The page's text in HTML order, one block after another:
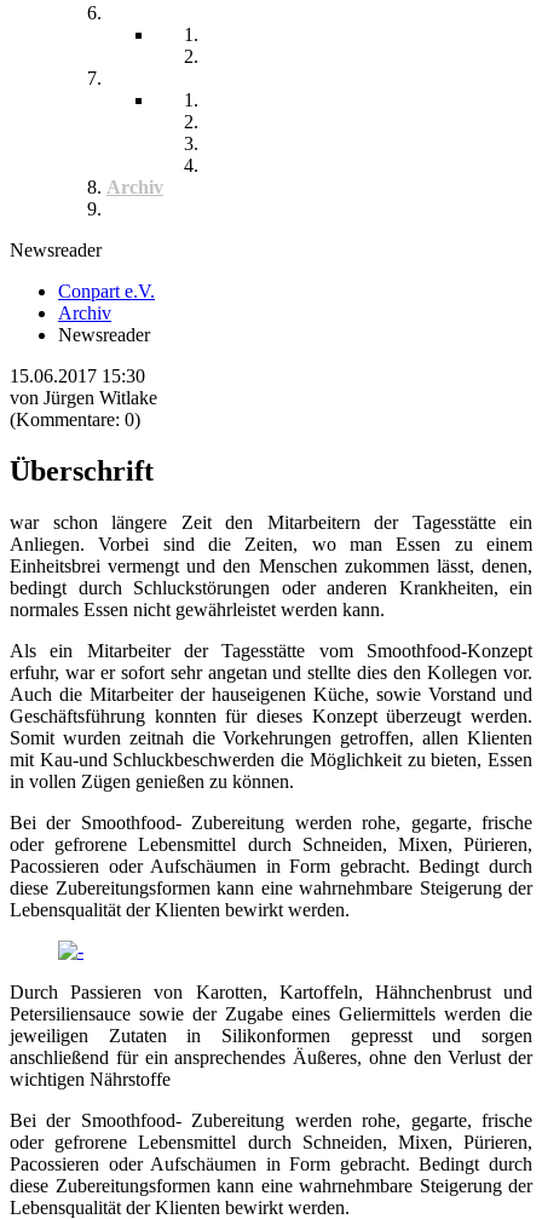
Archiv
Newsreader
Conpart e.V.
Archiv
Newsreader
15.06.2017 15:30
von Jürgen Witlake
(Kommentare: 0)
Überschrift
war schon längere Zeit den Mitarbeitern der Tagesstätte ein
Anliegen. Vorbei sind die Zeiten, wo man Essen zu einem
Einheitsbrei vermengt und den Menschen zukommen lässt, denen,
bedingt durch Schluckstörungen oder anderen Krankheiten, ein
normales Essen nicht gewährleistet werden kann.
Als ein Mitarbeiter der Tagesstätte vom Smoothfood-Konzept
erfuhr, war er sofort sehr angetan und stellte dies den Kollegen vor.
Auch die Mitarbeiter der hauseigenen Küche, sowie Vorstand und
Geschäftsführung konnten für dieses Konzept überzeugt werden.
Somit wurden zeitnah die Vorkehrungen getroffen, allen Klienten
mit Kau-und Schluckbeschwerden die Möglichkeit zu bieten, Essen
in vollen Zügen genießen zu können.
Bei der Smoothfood- Zubereitung werden rohe, gegarte, frische
oder gefrorene Lebensmittel durch Schneiden, Mixen, Pürieren,
Pacossieren oder Aufschäumen in Form gebracht. Bedingt durch
diese Zubereitungsformen kann eine wahrnehmbare Steigerung der
Lebensqualität der Klienten bewirkt werden.
Durch Passieren von Karotten, Kartoffeln, Hähnchenbrust und
Petersiliensauce sowie der Zugabe eines Geliermittels werden die
jeweiligen Zutaten in Silikonformen gepresst und sorgen
anschließend für ein ansprechendes Äußeres, ohne den Verlust der
wichtigen Nährstoffe
Bei der Smoothfood- Zubereitung werden rohe, gegarte, frische
oder gefrorene Lebensmittel durch Schneiden, Mixen, Pürieren,
Pacossieren oder Aufschäumen in Form gebracht. Bedingt durch
diese Zubereitungsformen kann eine wahrnehmbare Steigerung der
Lebensqualität der Klienten bewirkt werden.